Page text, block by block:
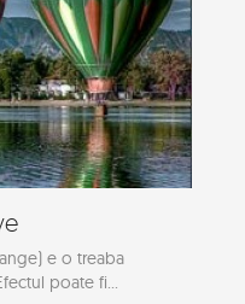
e o treaba
poate fi...